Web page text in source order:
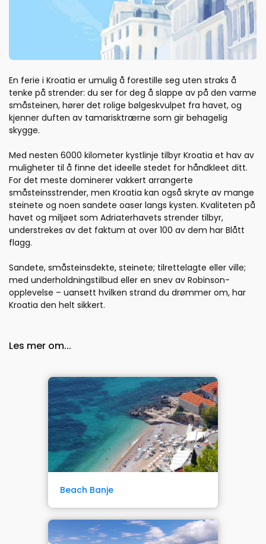
En ferie i Kroatia er umulig å forestille seg uten straks å
tenke på strender: du ser for deg å slappe av på den varme
småsteinen, hører det rolige bølgeskvulpet fra havet, og
kjenner duften av tamarisktrærne som gir behagelig
skygge.
Med nesten 6000 kilometer kystlinje tilbyr Kroatia et hav av
muligheter til å finne det ideelle stedet for håndkleet ditt.
For det meste dominerer vakkert arrangerte
småsteinsstrender, men Kroatia kan også skryte av mange
steinete og noen sandete oaser langs kysten. Kvaliteten på
havet og miljøet som Adriaterhavets strender tilbyr,
understrekes av det faktum at over 100 av dem har Blått
flagg.
Sandete, småsteinsdekte, steinete; tilrettelagte eller ville;
med underholdningstilbud eller en snev av Robinson-
opplevelse – uansett hvilken strand du drømmer om, har
Kroatia den helt sikkert.
Les mer om...
Beach Banje